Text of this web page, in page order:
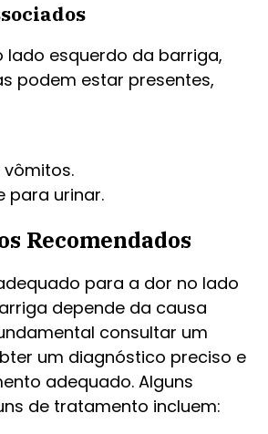
lado esquerdo da barriga,
podem estar presentes,
vômitos.
para urinar.
Recomendados
para a dor no lado
depende da causa
consultar um
um diagnóstico preciso e
adequado. Alguns
de tratamento incluem: